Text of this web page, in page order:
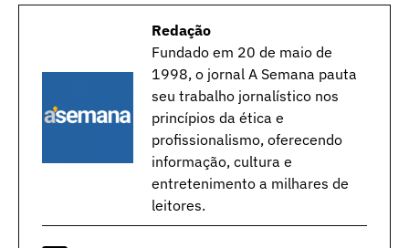
Redação
Fundado em 20 de maio de
1998, o jornal A Semana pauta
seu trabalho jornalístico nos
princípios da ética e
profissionalismo, oferecendo
informação, cultura e
entretenimento a milhares de
leitores.